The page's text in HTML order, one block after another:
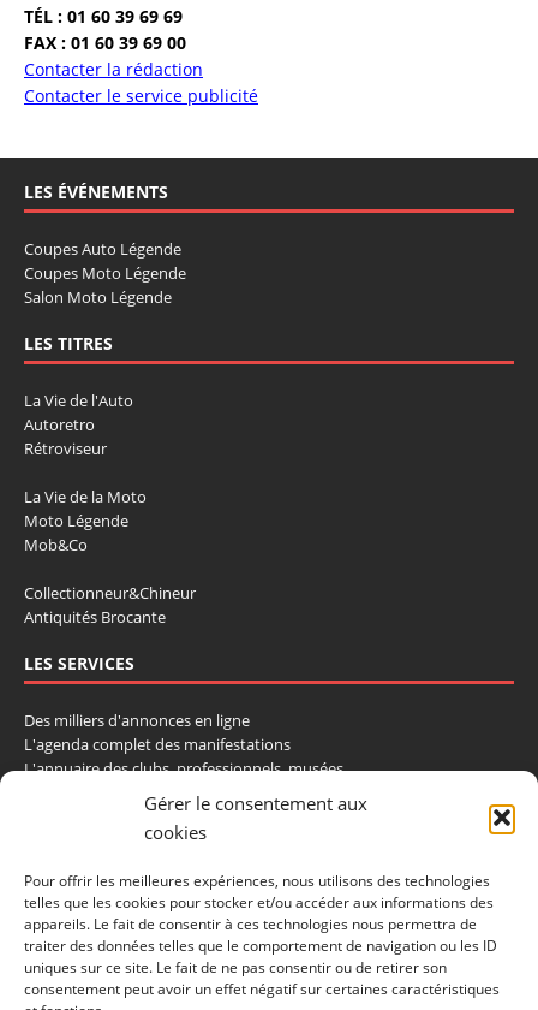
Gérer le consentement aux
cookies
Pour offrir les meilleures expériences, nous utilisons des technologies
telles que les cookies pour stocker et/ou accéder aux informations des
appareils. Le fait de consentir à ces technologies nous permettra de
traiter des données telles que le comportement de navigation ou les ID
uniques sur ce site. Le fait de ne pas consentir ou de retirer son
consentement peut avoir un effet négatif sur certaines caractéristiques
TÉL : 01 60 39 69 69
FAX : 01 60 39 69 00
Contacter la rédaction
Contacter le service publicité
LES ÉVÉNEMENTS
Coupes Auto Légende
Coupes Moto Légende
Salon Moto Légende
LES TITRES
La Vie de l'Auto
Autoretro
Rétroviseur
La Vie de la Moto
Moto Légende
Mob&Co
Collectionneur&Chineur
Antiquités Brocante
LES SERVICES
Des milliers d'annonces en ligne
L'agenda complet des manifestations
L'annuaire des clubs, professionnels, musées
La cote et les ventes aux enchères
La Boutique du Collectionneur
CONTACTEZ-NOUS
LA VIE DE L'AUTO
BP 40419